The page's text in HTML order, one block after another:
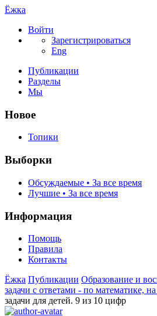
Ёжка
Войти
Зарегистрироваться
Eng
Публикации
Разделы
Мы
Новое
Топики
Выборки
Обсуждаемые • За все время
Лучшие • За все время
Информация
Помощь
Правила
Контакты
Ёжка Публикации Образование и
задачи с ответами - по математике,
задачи для детей. 9 из 10 цифр